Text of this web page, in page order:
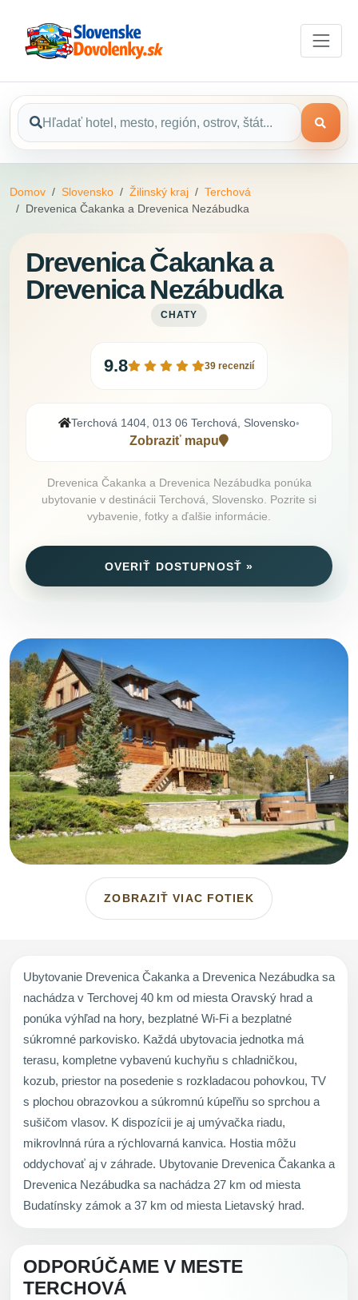
Domov Slovensko Žilinský kraj
Terchová
Drevenica Čakanka a Drevenica Nezábudka
Drevenica Čakanka a
Drevenica Nezábudka
CHATY
9.8 39 recenzií
Terchová 1404, 013 06 Terchová, Slovensko•
Zobraziť mapu
Drevenica Čakanka a Drevenica Nezábudka ponúka
ubytovanie v destinácii Terchová, Slovensko. Pozrite si
vybavenie, fotky a ďalšie informácie.
OVERIŤ DOSTUPNOSŤ »
ZOBRAZIŤ VIAC FOTIEK
Ubytovanie Drevenica Čakanka a Drevenica Nezábudka sa
nachádza v Terchovej 40 km od miesta Oravský hrad a
ponúka výhľad na hory, bezplatné Wi-Fi a bezplatné
súkromné parkovisko. Každá ubytovacia jednotka má
terasu, kompletne vybavenú kuchyňu s chladničkou,
kozub, priestor na posedenie s rozkladacou pohovkou, TV
s plochou obrazovkou a súkromnú kúpeľňu so sprchou a
sušičom vlasov. K dispozícii je aj umývačka riadu,
mikrovlnná rúra a rýchlovarná kanvica. Hostia môžu
oddychovať aj v záhrade. Ubytovanie Drevenica Čakanka a
Drevenica Nezábudka sa nachádza 27 km od miesta
Budatínsky zámok a 37 km od miesta Lietavský hrad.
ODPORÚČAME V MESTE
TERCHOVÁ